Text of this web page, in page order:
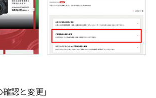
認と変更」